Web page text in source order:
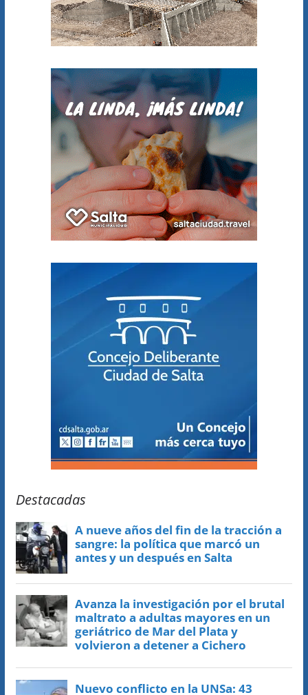
Destacadas